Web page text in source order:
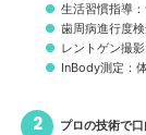
生活習慣指導
歯周病進行度
レントゲン撮
InBody測定：
プロの技術で